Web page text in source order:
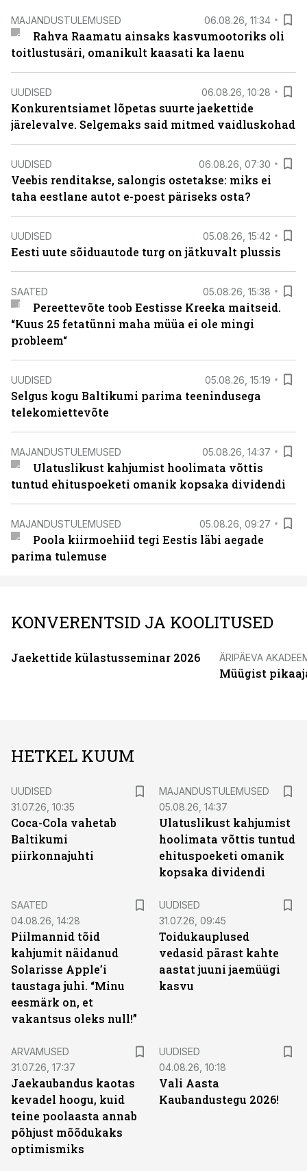
MAJANDUSTULEMUSED 06.08.26, 11:34
Rahva Raamatu ainsaks kasvumootoriks oli
toitlustusäri, omanikult kaasati ka laenu
UUDISED 06.08.26, 10:28
Konkurentsiamet lõpetas suurte jaekettide
järelevalve. Selgemaks said mitmed vaidluskohad
UUDISED 06.08.26, 07:30
Veebis renditakse, salongis ostetakse: miks ei
taha eestlane autot e-poest päriseks osta?
UUDISED 05.08.26, 15:42
Eesti uute sõiduautode turg on jätkuvalt plussis
SAATED 05.08.26, 15:38
Pereettevõte toob Eestisse Kreeka maitseid.
“Kuus 25 fetatünni maha müüa ei ole mingi
probleem“
UUDISED 05.08.26, 15:19
Selgus kogu Baltikumi parima teenindusega
telekomiettevõte
MAJANDUSTULEMUSED 05.08.26, 14:37
Ulatuslikust kahjumist hoolimata võttis
tuntud ehituspoeketi omanik kopsaka dividendi
MAJANDUSTULEMUSED 05.08.26, 09:27
Poola kiirmoehiid tegi Eestis läbi aegade
parima tulemuse
KONVERENTSID JA KOOLITUSED
Jaekettide külastusseminar 2026 ÄRIPÄEVA
Müügist
HETKEL KUUM
UUDISED
31.07.26, 10:35
Coca-Cola vahetab
Baltikumi
piirkonnajuhti
MAJANDUSTULEMUSED
05.08.26, 14:37
Ulatuslikust kahjumist
hoolimata võttis tuntud
ehituspoeketi omanik
kopsaka dividendi
SAATED
04.08.26, 14:28
Piilmannid tõid
kahjumit näidanud
Solarisse Apple’i
taustaga juhi. “Minu
eesmärk on, et
vakantsus oleks null!”
UUDISED
31.07.26, 09:45
Toidukauplused
vedasid pärast kahte
aastat juuni jaemüügi
kasvu
ARVAMUSED
31.07.26, 17:37
Jaekaubandus kaotas
kevadel hoogu, kuid
teine poolaasta annab
põhjust mõõdukaks
optimismiks
UUDISED
04.08.26, 10:18
Vali Aasta
Kaubandustegu 2026!